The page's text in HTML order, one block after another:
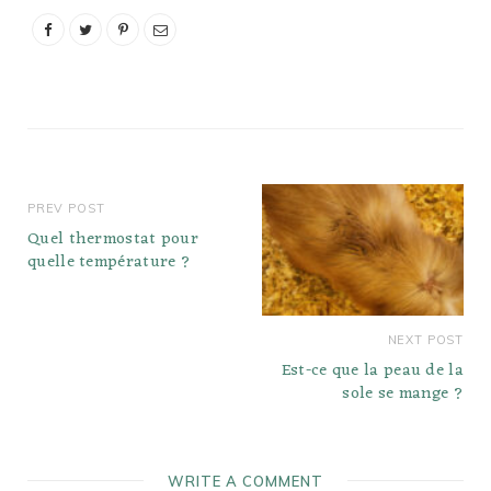
PREV POST
Quel thermostat pour
quelle température ?
NEXT POST
Est-ce que la peau de la
sole se mange ?
WRITE A COMMENT